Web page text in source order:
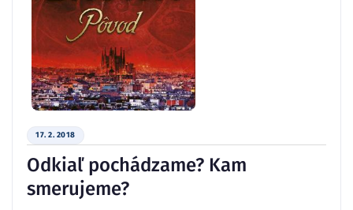
17. 2. 2018
Odkiaľ pochádzame? Kam
smerujeme?